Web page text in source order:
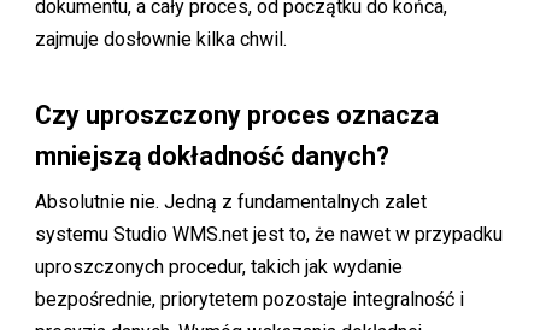
dokumentu, a cały proces, od początku do końca,
zajmuje dosłownie kilka chwil.
Czy uproszczony proces oznacza
mniejszą dokładność danych?
Absolutnie nie. Jedną z fundamentalnych zalet
systemu Studio WMS.net jest to, że nawet w przypadku
uproszczonych procedur, takich jak wydanie
bezpośrednie, priorytetem pozostaje integralność i